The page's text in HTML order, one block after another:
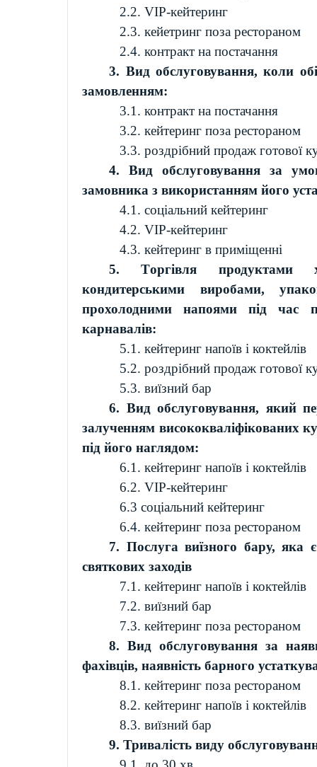
2.2.VIP-кейтеринг
2.3.кейетринг поза рестораном
2.4. контракт на постачання
3. Вид обслуговування, коли
замовленням:
3.1. контракт на постачання
3.2.кейтеринг поза рестораном
3.3. роздрібний продаж готової
4. Вид обслуговування за
замовника з використанням його
4.1. соціальнийкейтеринг
4.2.VIP-кейтеринг
4.3.кейтеринг в приміщенні
5. Торгівля продуктами
кондитерськими
виробами,
прохолодними напоямипід час
карнавалів:
5.1.кейтеринг напоїв і коктейлів
5.2. роздрібний продаж готової
5.3. виїзний бар
6. Вид обслуговування, який
залученням висококваліфікованих
під його наглядом:
6.1.кейтеринг напоїв і коктейлів
6.2.VIP-кейтеринг
6.3 соціальнийкейтеринг
6.4.кейтеринг поза рестораном
7. Послуга виїзного бару,
святкових заходів
7.1.кейтеринг напоїв і коктейлів
7.2. виїзний бар
7.3.кейтеринг поза рестораном
8. Вид обслуговування за
фахівців,наявність барного
8.1.кейтеринг поза рестораном
8.2.кейтеринг напоїв і коктейлів
8.3. виїзний бар
9. Тривалість виду